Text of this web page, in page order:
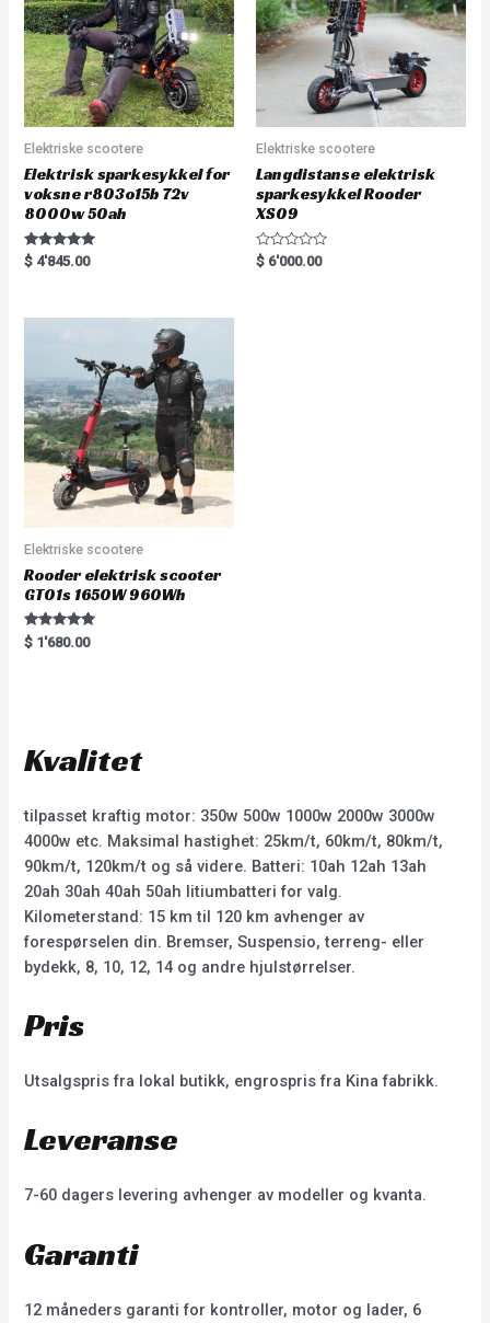
Elektriske scootere
Elektrisk sparkesykkel for
voksne r803o15b 72v
8000w 50ah
Rated
5.00
$ 4'845.00
Elektriske scootere
Langdistanse elektrisk
sparkesykkel Rooder
XS09
R
a
$ 6'000.00
Elektriske scootere
Rooder elektrisk scooter
GT01s 1650W 960Wh
Rated
5.00
$ 1'680.00
Kvalitet
tilpasset kraftig motor: 350w 500w 1000w 2000w 3000w
4000w etc. Maksimal hastighet: 25km/t, 60km/t, 80km/t,
90km/t, 120km/t og så videre. Batteri: 10ah 12ah 13ah
20ah 30ah 40ah 50ah litiumbatteri for valg.
Kilometerstand: 15 km til 120 km avhenger av
forespørselen din. Bremser, Suspensio, terreng- eller
bydekk, 8, 10, 12, 14 og andre hjulstørrelser.
Pris
Utsalgspris fra lokal butikk, engrospris fra Kina fabrikk.
Leveranse
7-60 dagers levering avhenger av modeller og kvanta.
Garanti
12 måneders garanti for kontroller, motor og lader, 6